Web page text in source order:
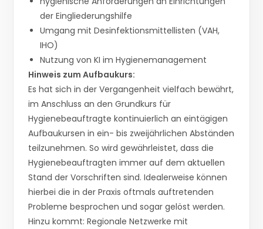
der Eingliederungshilfe
Umgang mit Desinfektionsmittellisten (VAH,
IHO)
Nutzung von KI im Hygienemanagement
Hinweis zum Aufbaukurs:
Es hat sich in der Vergangenheit vielfach bewährt,
im Anschluss an den Grundkurs für
Hygienebeauftragte kontinuierlich an eintägigen
Aufbaukursen in ein- bis zweijährlichen Abständen
teilzunehmen. So wird gewährleistet, dass die
Hygienebeauftragten immer auf dem aktuellen
Stand der Vorschriften sind. Idealerweise können
hierbei die in der Praxis oftmals auftretenden
Probleme besprochen und sogar gelöst werden.
Hinzu kommt: Regionale Netzwerke mit